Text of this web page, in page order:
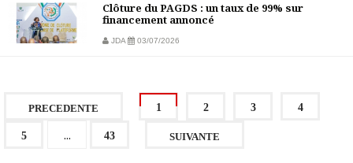
Clôture du PAGDS : un taux de 99% sur
financement annoncé
JDA 03/07/2026
PRECEDENTE 1 2 3 4
5 ... 43 SUIVANTE